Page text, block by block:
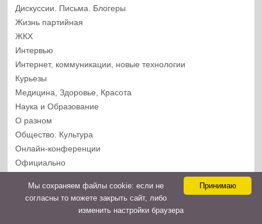
Дискуссии. Письма. Блогеры
Жизнь партийная
ЖКХ
Интервью
Интернет, коммуникации, новые технологии
Курьезы
Медицина, Здоровье, Красота
Наука и Образование
О разном
Общество. Культура
Онлайн-конференции
Официально
Политика
Принимаю
Мы cохраняем файлы cookie: если не
согласны то можете закрыть сайт, либо
изменить настройки браузера